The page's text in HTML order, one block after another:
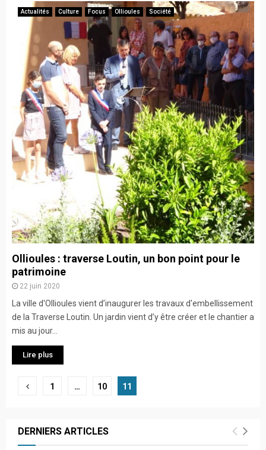
Actualités Culture Focus Ollioules Société
Ollioules : traverse Loutin, un bon point pour le
patrimoine
22 juin 2020
La ville d'Ollioules vient d’inaugurer les travaux d'embellissement
de la Traverse Loutin. Un jardin vient d’y être créer et le chantier a
mis au jour...
Lire plus
Navigation
articles
1 … 10 11
DERNIERS ARTICLES